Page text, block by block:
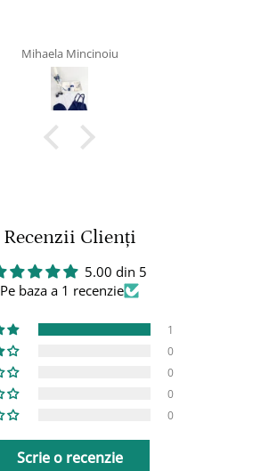
Recenzii Clienți
5.00 din 5
Pe baza a 1 recenzie
1
0
0
0
0
Scrie o recenzie